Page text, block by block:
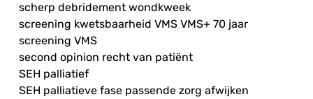
scherp debridement wondkweek
screening kwetsbaarheid VMS VMS+ 70 jaar
screening VMS
second opinion recht van patiënt
SEH palliatief
SEH palliatieve fase passende zorg afwijken